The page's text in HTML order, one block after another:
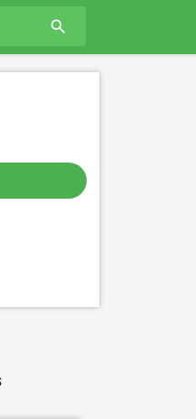
search